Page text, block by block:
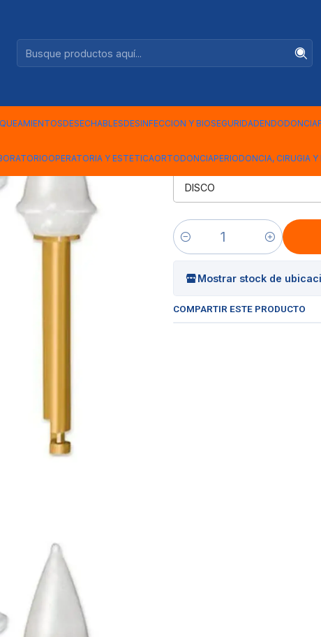
DESECHABLESDESINFECCION Y BIOSEGURIDADENDODONCIA
OPERATORIA Y ESTETICAORTODONCIAPERIODONCIA, CIRUGIA Y
UNIDAD
ENHANCE
Cantidad
Mostrar stock de
COMPARTIR ESTE PRODUCTO